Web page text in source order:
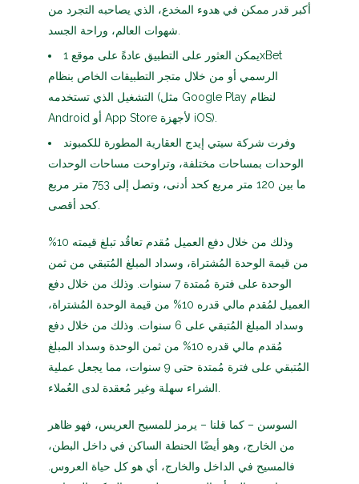
أكبر قدر ممكن في هدوء المخدع، الذي يصاحبه التجرد من
يمكن العثور على التطبيق عادةً على موقع 1xBet
الرسمي أو من خلال متجر التطبيقات الخاص بنظام
التشغيل الذي تستخدمه (مثل Google Play لنظام
Android أو App Store لأجهزة iOS).
وفرت شركة سيتي إيدج العقارية المطورة للكمبوند
الوحدات بمساحات مختلفة، وتراوحت مساحات الوحدات
ما بين 120 متر مربع كحد أدنى، وتصل إلى 753 متر مربع
كحد أقصى.
وذلك من خلال دفع العميل مُقدم تعاقُد تبلغ قيمته 10%
من قيمة الوحدة المُشتراة، وسداد المبلغ المُتبقي من ثمن
الوحدة على فترة مُمتدة 7 سنوات. وذلك من خلال دفع
العميل لمُقدم مالي قدره 10% من قيمة الوحدة المُشتراة،
وسداد المبلغ المُتبقي على 6 سنوات. وذلك من خلال دفع
مُقدم مالي قدره 10% من ثمن الوحدة وسداد المبلغ
المُتبقي على فترة مُمتدة حتى 9 سنوات، مما يجعل عملية
السوسن – كما قلنا – يرمز للمسيح العريس، فهو ظاهر
من الخارج، وهو أيضًا الحنطة الساكن في داخل البطن،
فالمسيح في الداخل والخارج، أي هو كل حياة العروس.